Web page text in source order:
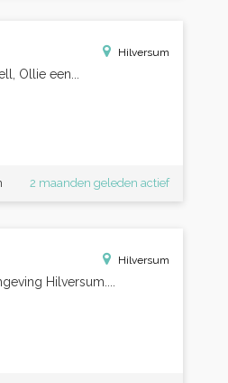
Hilversum
Ollie een...
2 maanden geleden actief
Hilversum
Hilversum....